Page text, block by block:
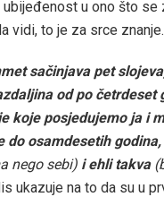
ubijeđenost u ono što
vidi, to je za srce znanje.
sačinjava pet
od po
koje posjedujemo ja i
do osamdesetih
nego sebi) i ehli takva
ukazuje na to da su u